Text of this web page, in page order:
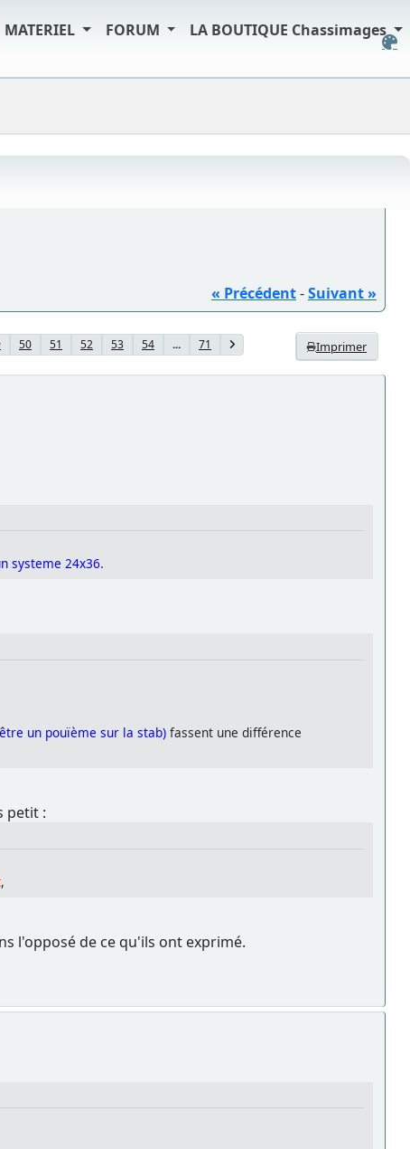
MATERIEL FORUM LA BOUTIQUE Chassimages
« Précédent-Suivant »
Imprimer
50 51 52 53 54 ... 71
systeme 24x36.
un pouïème sur la stab) fassent une différence
petit :
,
l'opposé de ce qu'ils ont exprimé.